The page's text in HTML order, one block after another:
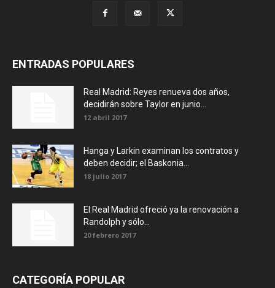
ENTRADAS POPULARES
Real Madrid: Reyes renueva dos años,
decidirán sobre Taylor en junio...
12 abril 2017
Hanga y Larkin examinan los contratos y
deben decidir; el Baskonia...
18 julio 2017
El Real Madrid ofreció ya la renovación a
Randolph y sólo...
20 febrero 2017
CATEGORÍA POPULAR